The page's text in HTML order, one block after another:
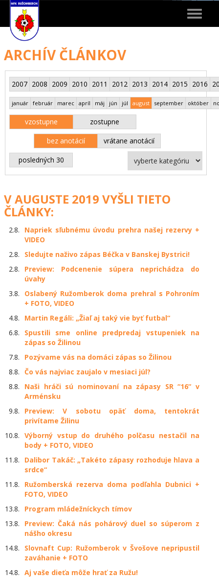
Toggle
ARCHÍV ČLÁNKOV
2007 2008 2009 2010 2011 2012 2013 2014 2015 2016
január február marec apríl máj jún júl august september október
vzostupne zostupne
bez anotácií vrátane anotácií
posledných 30
V AUGUSTE 2019 VYŠLI TIETO
ČLÁNKY:
2.8.
Napriek sľubnému úvodu prehra našej rezervy +
VIDEO
2.8.
Sledujte naživo zápas Béčka v Banskej Bystrici!
2.8.
Preview: Podcenenie súpera neprichádza do
úvahy
3.8.
Oslabený Ružomberok doma prehral s Pohroním
+ FOTO, VIDEO
4.8.
Martin Regáli: „Žiaľ aj taký vie byť futbal“
6.8.
Spustili sme online predpredaj vstupeniek na
zápas so Žilinou
7.8.
Pozývame vás na domáci zápas so Žilinou
8.8. Čo vás najviac zaujalo v mesiaci júl?
8.8.
Naši hráči sú nominovaní na zápasy SR “16“ v
Arménsku
9.8.
Preview: V sobotu opäť doma, tentokrát
privítame Žilinu
10.8. Výborný vstup do druhého polčasu nestačil na
body + FOTO, VIDEO
11.8.
Dalibor Takáč: „Takéto zápasy rozhoduje hlava a
srdce“
11.8.
Ružomberská rezerva doma podľahla Dubnici +
FOTO, VIDEO
13.8.
Program mládežníckych tímov
13.8.
Preview: Čaká nás pohárový duel so súperom z
nášho okresu
14.8.
Slovnaft Cup: Ružomberok v Švošove nepripustil
zaváhanie + FOTO
14.8. Aj vaše dieťa môže hrať za Ružu!